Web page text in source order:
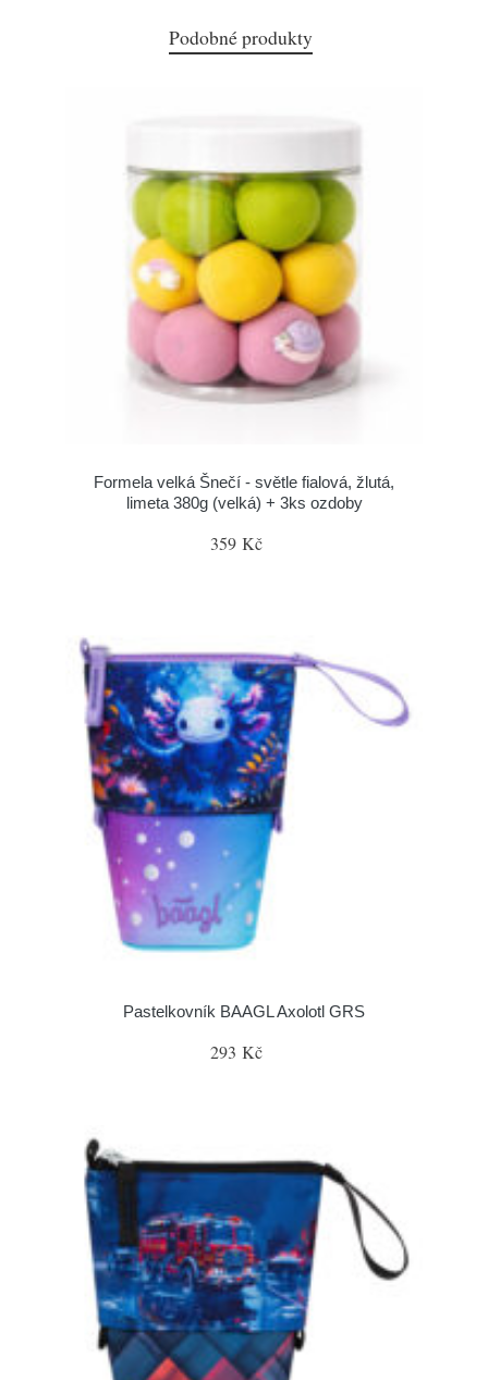
Podobné produkty
Formela velká Šnečí - světle fialová, žlutá,
limeta 380g (velká) + 3ks ozdoby
359 Kč
Pastelkovník BAAGL Axolotl GRS
293 Kč